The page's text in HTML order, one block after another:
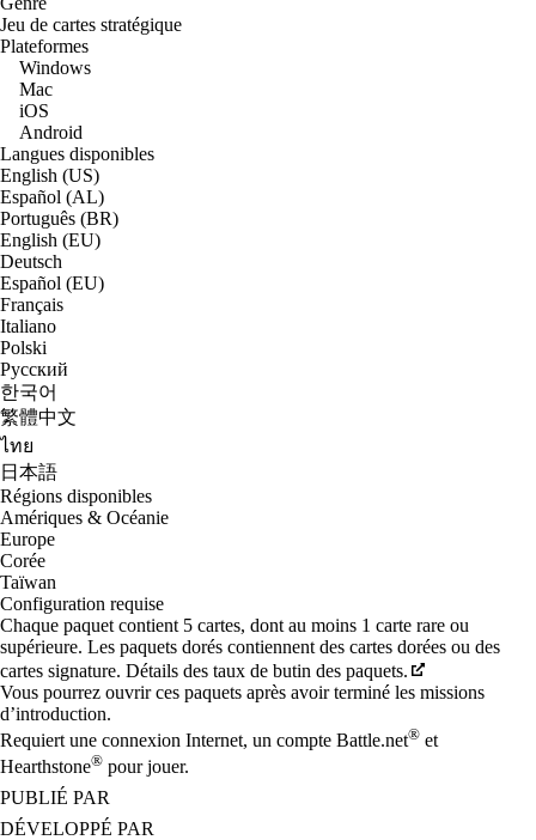
Jeu de cartes stratégique
Plateformes
Windows
Mac
iOS
Android
Langues disponibles
English (US)
Español (AL)
Português (BR)
English (EU)
Deutsch
Español (EU)
Français
Italiano
Polski
Русский
한국어
繁體中文
ไทย
日本語
Régions disponibles
Amériques & Océanie
Europe
Corée
Taïwan
Configuration requise
Chaque paquet contient 5 cartes, dont au moins 1 carte rare ou
supérieure. Les paquets dorés contiennent des cartes dorées ou des
cartes signature. Détails des taux de butin des paquets.
Vous pourrez ouvrir ces paquets après avoir terminé les missions
d’introduction.
Requiert une connexion Internet, un compte Battle.net® et
Hearthstone® pour jouer.
PUBLIÉ PAR
DÉVELOPPÉ PAR